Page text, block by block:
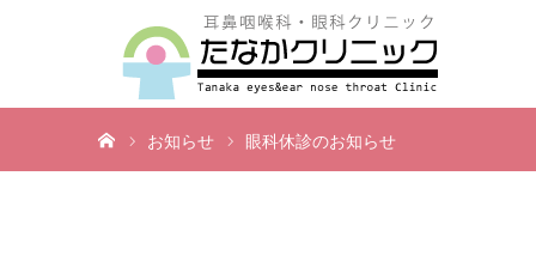
お知らせ 眼科休診のお知らせ